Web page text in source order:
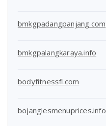
bmkgpadangpanjang.com
bmkgpalangkaraya.info
bodyfitnessfl.com
bojanglesmenuprices.info